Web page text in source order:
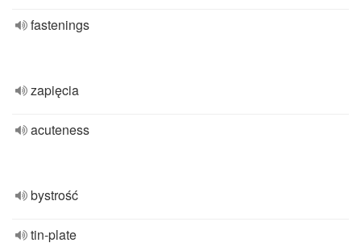
fastenings
zapięcia
acuteness
bystrość
tin-plate